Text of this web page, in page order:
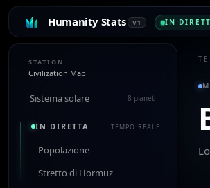
Humanity Stats V1 IN
STATION
Civilization Map
Sistema solare 8 pianeti
IN DIRETTA TEMPO REALE
Popolazione
Stretto di Hormuz